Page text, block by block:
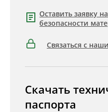
Оставить заявку
безопасности
Связаться с
Скачать
паспорта